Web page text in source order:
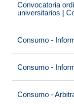
Convocatoria
universitarios |
Consumo -
Consumo -
Consumo -